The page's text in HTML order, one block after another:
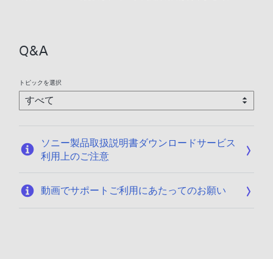
Q&A
トピックを選択
ソニー製品取扱説明書ダウンロードサービス
利用上のご注意
動画でサポートご利用にあたってのお願い